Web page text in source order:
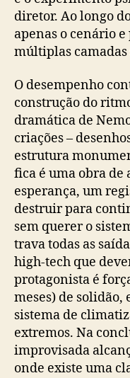
diretor. Ao longo
apenas o cenário
múltiplas
O desempenho
construção do
dramática de
criações –
estrutura
fica é uma obra de
esperança, um
destruir para
sem querer o
trava todas as
high-tech que
protagonista é
meses) de solidão,
sistema de
extremos. Na
improvisada
onde existe uma